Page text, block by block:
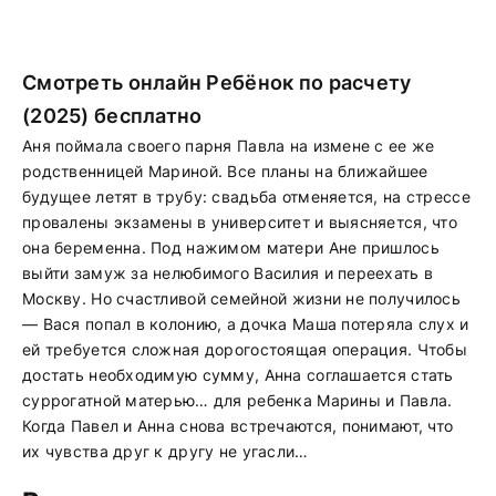
Смотреть онлайн Ребёнок по расчету
(2025) бесплатно
Аня поймала своего парня Павла на измене с ее же
родственницей Мариной. Все планы на ближайшее
будущее летят в трубу: свадьба отменяется, на стрессе
провалены экзамены в университет и выясняется, что
она беременна. Под нажимом матери Ане пришлось
выйти замуж за нелюбимого Василия и переехать в
Москву. Но счастливой семейной жизни не получилось
— Вася попал в колонию, а дочка Маша потеряла слух и
ей требуется сложная дорогостоящая операция. Чтобы
достать необходимую сумму, Анна соглашается стать
суррогатной матерью… для ребенка Марины и Павла.
Когда Павел и Анна снова встречаются, понимают, что
их чувства друг к другу не угасли…